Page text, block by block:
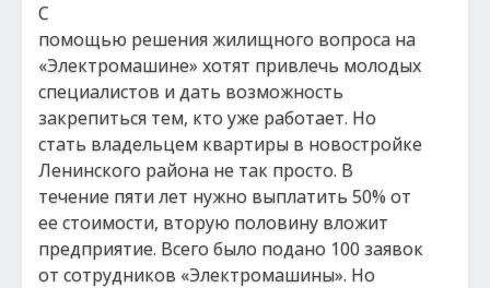
С
помощью решения жилищного вопроса на
«Электромашине» хотят привлечь молодых
специалистов и дать возможность
закрепиться тем, кто уже работает. Но
стать владельцем квартиры в новостройке
Ленинского района не так просто. В
течение пяти лет нужно выплатить 50% от
ее стоимости, вторую половину вложит
предприятие. Всего было подано 100 заявок
от сотрудников «Электромашины». Но